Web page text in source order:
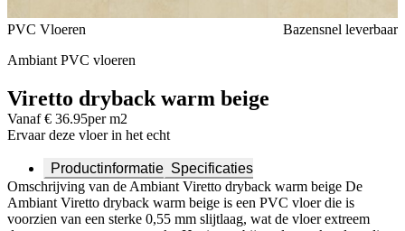
Voeg toe of verwijder Viretto dryback warm beige uit je favorieten
PVC Vloeren
Bazensnel leverbaar
Ambiant PVC vloeren
Viretto dryback warm beige
Vanaf € 36.95per m2
Ervaar deze vloer in het echt
Productinformatie Specificaties
Omschrijving van de Ambiant Viretto dryback warm beige De
Ambiant Viretto dryback warm beige is een PVC vloer die is
voorzien van een sterke 0,55 mm slijtlaag, wat de vloer extreem